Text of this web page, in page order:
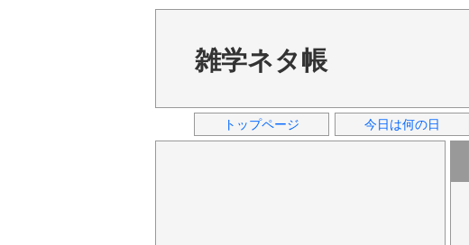
雑学ネタ帳
トップページ 今日は何の日